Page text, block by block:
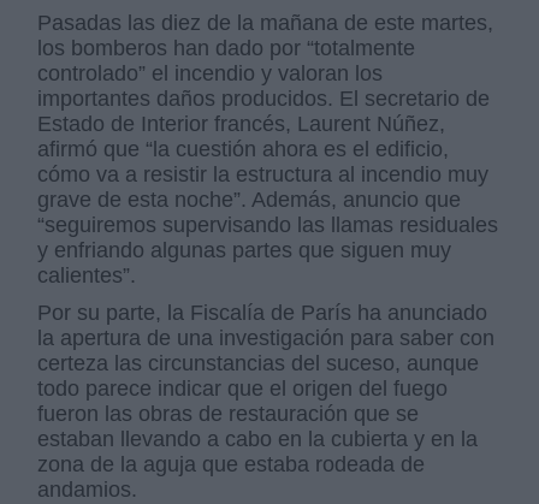
Pasadas las diez de la mañana de este martes,
los bomberos han dado por “totalmente
controlado” el incendio y valoran los
importantes daños producidos. El secretario de
Estado de Interior francés, Laurent Núñez,
afirmó que “la cuestión ahora es el edificio,
cómo va a resistir la estructura al incendio muy
grave de esta noche”. Además, anuncio que
“seguiremos supervisando las llamas residuales
y enfriando algunas partes que siguen muy
calientes”.
Por su parte, la Fiscalía de París ha anunciado
la apertura de una investigación para saber con
certeza las circunstancias del suceso, aunque
todo parece indicar que el origen del fuego
fueron las obras de restauración que se
estaban llevando a cabo en la cubierta y en la
zona de la aguja que estaba rodeada de
andamios.